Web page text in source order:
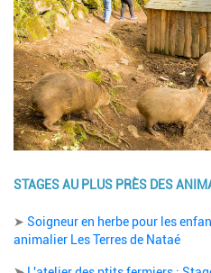
STAGES AU PLUS PRÈS DES
Description
➤ Soigneur en herbe pour les
animalier Les Terres de Nataé